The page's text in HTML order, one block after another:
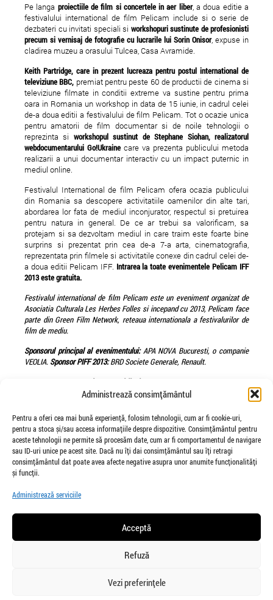
Administrează consimțământul
Pentru a oferi cea mai bună experiență, folosim tehnologii, cum ar fi cookie-uri,
pentru a stoca și/sau accesa informațiile despre dispozitive. Consimțământul pentru
aceste tehnologii ne permite să procesăm date, cum ar fi comportamentul de navigare
sau ID-uri unice pe acest site. Dacă nu îți dai consimțământul sau îți retragi
consimțământul dat poate avea afecte negative asupra unor anumite funcționalități
și funcții.
Administrează serviciile
Acceptă
Refuză
Vezi preferințele
Pe langa proiectiile de film si concertele in aer liber, a doua editie a
festivalului international de film Pelicam include si o serie de
dezbateri cu invitati speciali si workshopuri sustinute de profesionisti
precum si vernisaj de fotografie cu lucrarile lui Sorin Onisor, expuse in
cladirea muzeu a orasului Tulcea, Casa Avramide.
Keith Partridge, care in prezent lucreaza pentru postul international de
televiziune BBC, premiat pentru peste 60 de productii de cinema si
televiziune filmate in conditii extreme va sustine pentru prima
oara in Romania un workshop in data de 15 iunie, in cadrul celei
de-a doua editii a festivalului de film Pelicam. Tot o ocazie unica
pentru amatorii de film documentar si de noile tehnologii o
reprezinta si workshopul sustinut de Stephane Siohan, realizatorul
webdocumentarului Go!Ukraine care va prezenta publicului metoda
realizarii a unui documentar interactiv cu un impact puternic in
mediul online.
Festivalul International de film Pelicam ofera ocazia publicului
din Romania sa descopere activitatiile oamenilor din alte tari,
abordarea lor fata de mediul inconjurator, respectul si pretuirea
pentru natura in general. De ce ar trebui sa valorificam, sa
protejam si sa dezvoltam mediul in care traim este foarte bine
surprins si prezentat prin cea de-a 7-a arta, cinematografia,
reprezentata prin filmele si activitatile conexe din cadrul celei de-
a doua editii Pelicam IFF. Intrarea la toate evenimentele Pelicam IFF
2013 este gratuita.
Festivalul international de film Pelicam este un eveniment organizat de
Asociatia Culturala Les Herbes Folles si incepand cu 2013, Pelicam face
parte din Green Film Network, reteaua internationala a festivalurilor de
film de mediu.
Sponsorul principal al evenimentului:APA NOVA Bucuresti, o companie
VEOLIA. Sponsor PIFF 2013:BRD Societe Generale, Renault.
PIFF 2013 este organizat cu spirjinul Primariei Municipiului Tulcea si al
Centrului Cultural Jean Bart Tulceasi in parteneriat
cu Organisation
Internationale de la Francophonie –OIF, Ambasada Elvetiei in Romania,
Institutul Goethe, Institutul Polonez Bucuresti, Consiliul Judetean Tulcea,
Institutul de cercetari Eco-Muzeale Tulcea, Ecocert Romania, Cinelabs
Romania, Asociatia Ateliere Fara Frontiere, Independenta Film, Clorofilm,
Asociatia Vira si Asociatia Green Renaissance Africa de Sud.